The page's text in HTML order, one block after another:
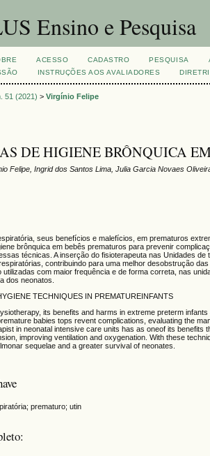
Ensino e Pesquisa
ACESSO CADASTRO PESQUISA
INSTRUÇÕES AOS AVALIADORES
51 (2021) >Virgínio Felipe
DE HIGIENE BRÔNQUICA
Felipe, Ingrid dos Santos Lima, Julia Garcia Novaes
seus benefícios e malefícios, em prematuros
brônquica em bebês prematuros para prevenir
técnicas. A inserção do fisioterapeuta nas Unidades
contribuindo para uma melhor desobstrução
utilizadas com maior frequência e de forma correta, nas
dos neonatos.
TECHNIQUES IN PREMATUREINFANTS
its benefits and harms in extreme preterm
babies tops revent complications, evaluating the
in neonatal intensive care units has as oneof its
improving ventilation and oxygenation. With these
sequelae and a greater survival of neonates.
prematuro; utin